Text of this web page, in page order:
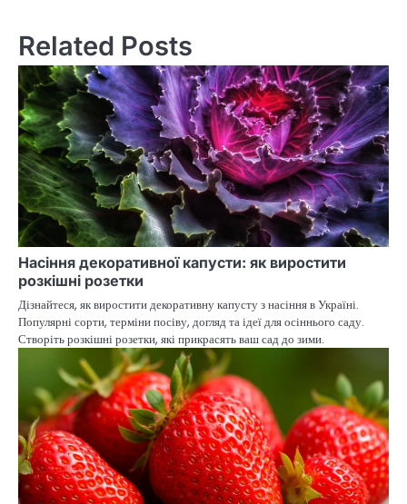
Related Posts
Насіння декоративної капусти: як виростити
розкішні розетки
Дізнайтеся, як виростити декоративну капусту з насіння в Україні.
Популярні сорти, терміни посіву, догляд та ідеї для осіннього саду.
Створіть розкішні розетки, які прикрасять ваш сад до зими.